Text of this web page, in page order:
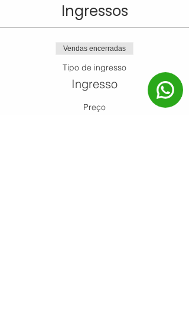
Ingressos
Vendas encerradas
Tipo de ingresso
Ingresso
Preço